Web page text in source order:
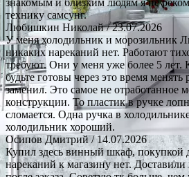
технику самсунг.
Любишкин Николай/ 23.07.2026
У меня холодильник и морозильник
никаких нареканий нет. Работают
требуют. Они у меня уже более 5 лет.
будьте готовы через это время
заменил. Это самое не отработанное
конструкции. То пластик в ручке
сломается. Одна ручка в
холодильник хороший.
Осипов Дмитрий/ 14.07.2026
Купил здесь винный шкаф, покупкой
нареканий к магазину нет.